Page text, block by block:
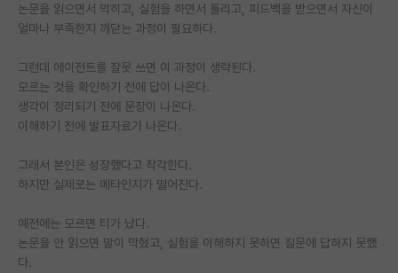
이벤트
반도체 아카데미
재팬라운지 🌸
논문을 읽으면서 막히고, 실험을 하면서 틀리고, 피드백을 받으면서 자신이
얼마나 부족한지 깨닫는 과정이 필요하다.
그런데 에이전트를 잘못 쓰면 이 과정이 생략된다.
모르는 것을 확인하기 전에 답이 나온다.
생각이 정리되기 전에 문장이 나온다.
이해하기 전에 발표자료가 나온다.
그래서 본인은 성장했다고 착각한다.
하지만 실제로는 메타인지가 떨어진다.
예전에는 모르면 티가 났다.
논문을 안 읽으면 말이 막혔고, 실험을 이해하지 못하면 질문에 답하지 못했
다.